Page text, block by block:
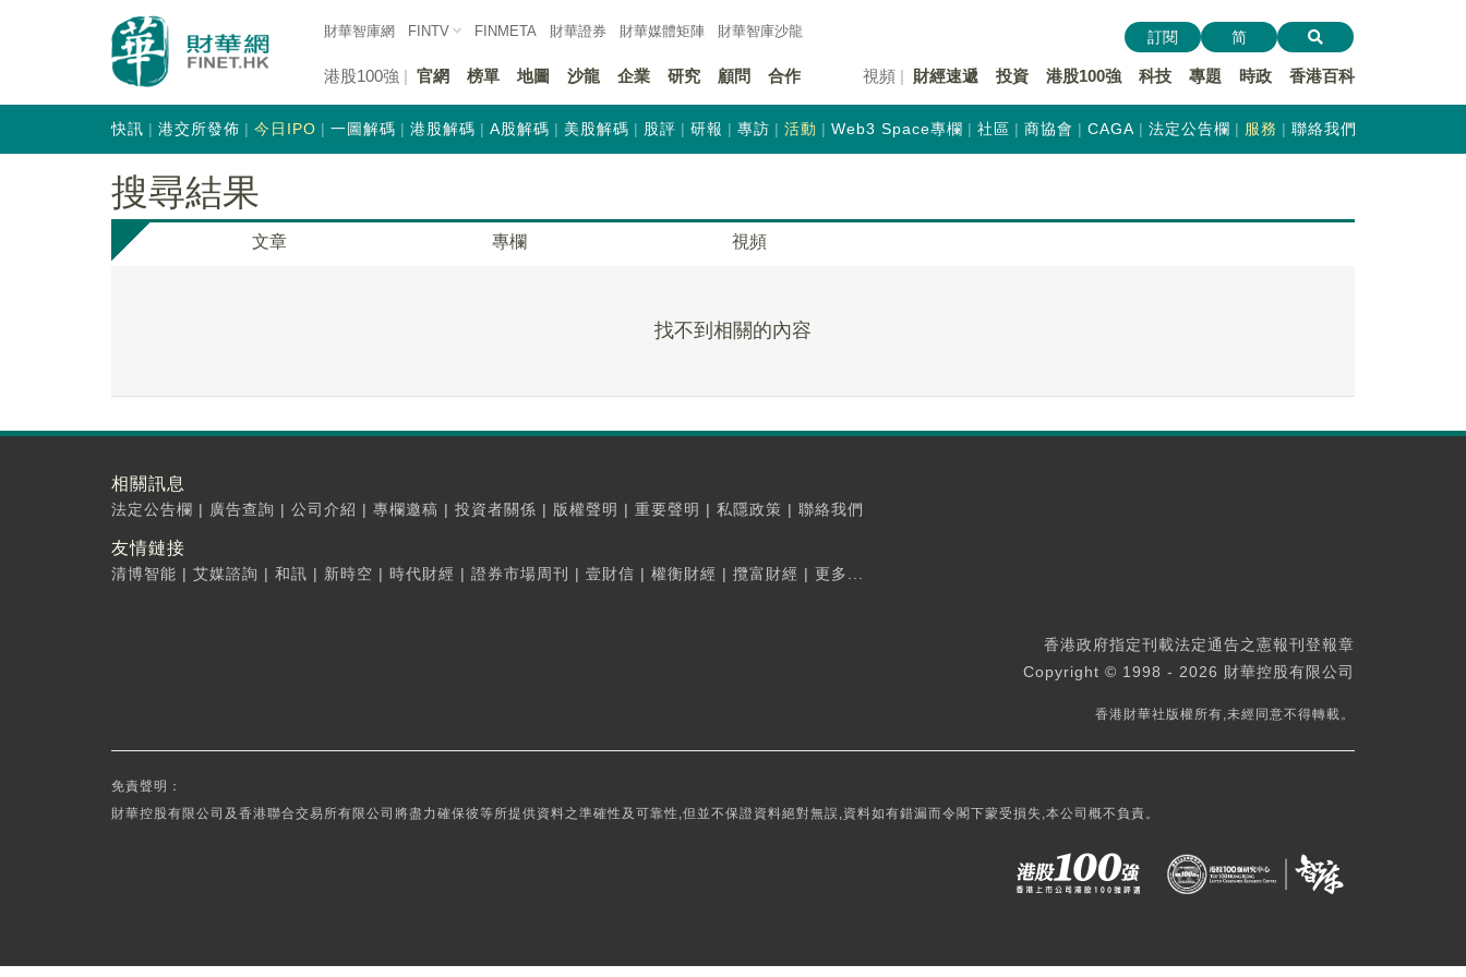
財華智庫網 FINTV FINMETA 財華證券 財華媒體矩陣 財華智庫沙龍
港股100強 官網 榜單 地圖 沙龍 企業 研究 顧問 合作 視頻 財經速遞 投資 港股100強 科技 專題 時政 香港百科
訂閱 简
快訊 港交所發佈 今日IPO 一圖解碼 港股解碼 A股解碼 美股解碼 股評 研報 專訪 活動 Web3 Space專欄 社區 商協會 CAGA 法定公告欄 服務 聯絡我們
搜尋結果
文章 專欄 視頻
找不到相關的內容
相關訊息
法定公告欄 | 廣告查詢 | 公司介紹 | 專欄邀稿 | 投資者關係 | 版權聲明 | 重要聲明 | 私隱政策 | 聯絡我們
友情鏈接
清博智能 | 艾媒諮詢 | 和訊 | 新時空 | 時代財經 | 證券市場周刊 | 壹財信 | 權衡財經 | 攬富財經 | 更多...
香港政府指定刊載法定通告之憲報刊登報章
Copyright © 1998 - 2026 財華控股有限公司
香港財華社版權所有,未經同意不得轉載。
免責聲明：
財華控股有限公司及香港聯合交易所有限公司將盡力確保彼等所提供資料之準確性及可靠性,但並不保證資料絕對無誤,資料如有錯漏而令閣下蒙受損失,本公司概不負責。